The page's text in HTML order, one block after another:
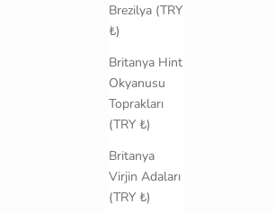
Brezilya (TRY
₺)
Britanya Hint
Okyanusu
Toprakları
(TRY ₺)
Britanya
Virjin Adaları
(TRY ₺)